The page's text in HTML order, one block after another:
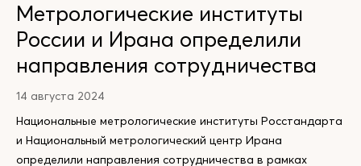
Метрологические институты
России и Ирана определили
направления сотрудничества
14 августа 2024
Национальные метрологические институты Росстандарта
и Национальный метрологический центр Ирана
определили направления сотрудничества в рамках